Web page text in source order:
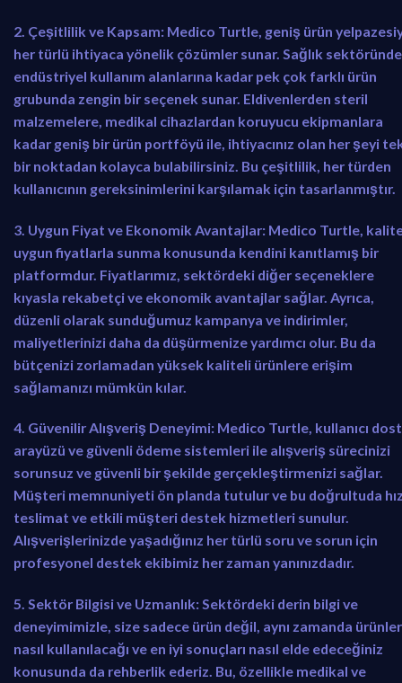
2. Çeşitlilik ve Kapsam: Medico Turtle, geniş ürün
her türlü ihtiyaca yönelik çözümler sunar. Sağlık
endüstriyel kullanım alanlarına kadar pek çok farklı ürün
grubunda zengin bir seçenek sunar. Eldivenlerden steril
malzemelere, medikal cihazlardan koruyucu ekipmanlara
kadar geniş bir ürün portföyü ile, ihtiyacınız olan her şeyi
bir noktadan kolayca bulabilirsiniz. Bu çeşitlilik, her türden
kullanıcının gereksinimlerini karşılamak için tasarlanmıştır.
3. Uygun Fiyat ve Ekonomik Avantajlar: Medico Turtle,
uygun fiyatlarla sunma konusunda kendini kanıtlamış bir
platformdur. Fiyatlarımız, sektördeki diğer seçeneklere
kıyasla rekabetçi ve ekonomik avantajlar sağlar. Ayrıca,
düzenli olarak sunduğumuz kampanya ve indirimler,
maliyetlerinizi daha da düşürmenize yardımcı olur. Bu da
bütçenizi zorlamadan yüksek kaliteli ürünlere erişim
sağlamanızı mümkün kılar.
4. Güvenilir Alışveriş Deneyimi: Medico Turtle, kullanıcı
arayüzü ve güvenli ödeme sistemleri ile alışveriş sürecinizi
sorunsuz ve güvenli bir şekilde gerçekleştirmenizi sağlar.
Müşteri memnuniyeti ön planda tutulur ve bu doğrultuda
teslimat ve etkili müşteri destek hizmetleri sunulur.
Alışverişlerinizde yaşadığınız her türlü soru ve sorun için
profesyonel destek ekibimiz her zaman yanınızdadır.
5. Sektör Bilgisi ve Uzmanlık: Sektördeki derin bilgi ve
deneyimimizle, size sadece ürün değil, aynı zamanda
nasıl kullanılacağı ve en iyi sonuçları nasıl elde edeceğiniz
konusunda da rehberlik ederiz. Bu, özellikle medikal ve